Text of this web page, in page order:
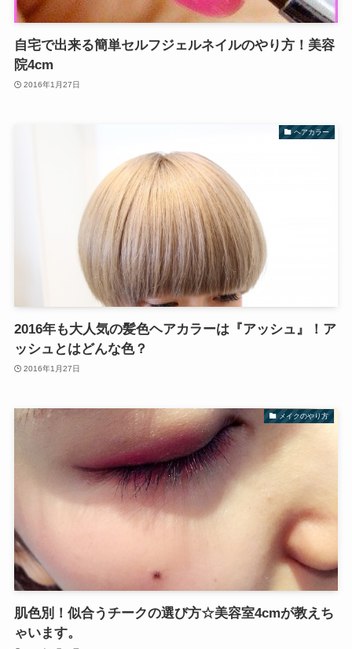
自宅で出来る簡単セルフジェルネイルのやり方！美容
院4cm
2016年1月27日
ヘアカラー
2016年も大人気の髪色ヘアカラーは『アッシュ』！ア
ッシュとはどんな色？
2016年1月27日
メイクのやり方
肌色別！似合うチークの選び方☆美容室4cmが教えち
ゃいます。